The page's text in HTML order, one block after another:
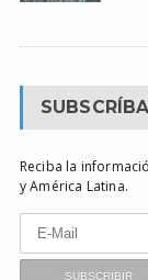
Reciba la
y América Latina.